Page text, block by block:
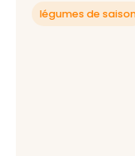
légumes de